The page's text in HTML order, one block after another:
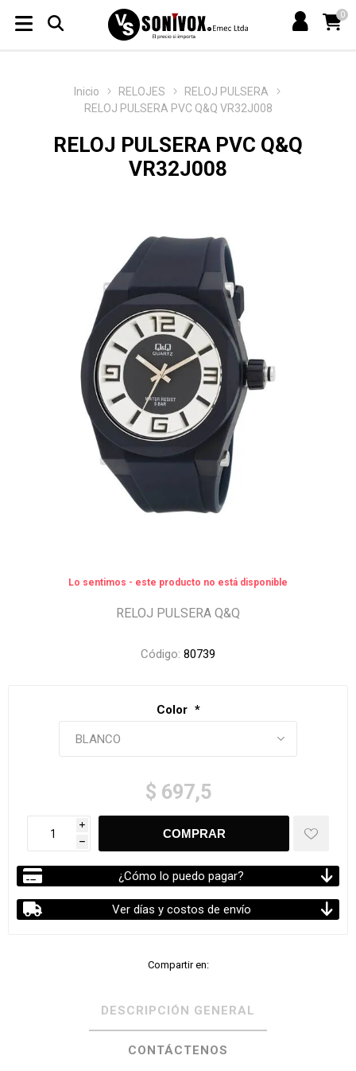
0
Inicio RELOJES
RELOJ PULSERA
RELOJ PULSERA PVC Q&Q VR32J008
RELOJ PULSERA PVC Q&Q
VR32J008
Lo sentimos - este producto no está disponible
RELOJ PULSERA Q&Q
Código: 80739
Color *
$ 697,5
i
h
¿Cómo lo puedo pagar?
Ver días y costos de envío
Compartir en:
DESCRIPCIÓN GENERAL
CONTÁCTENOS